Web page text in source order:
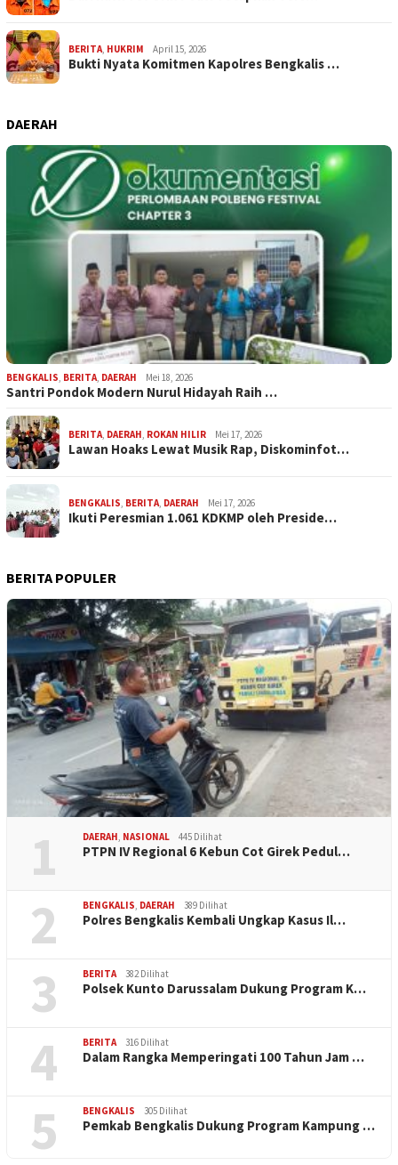
BERITA, HUKRIM April 15, 2026
Bukti Nyata Komitmen Kapolres Bengkalis …
DAERAH
BENGKALIS, BERITA, DAERAH Mei 18, 2026
Santri Pondok Modern Nurul Hidayah Raih …
BERITA, DAERAH, ROKAN HILIR Mei 17, 2026
Lawan Hoaks Lewat Musik Rap, Diskominfot…
BENGKALIS, BERITA, DAERAH Mei 17, 2026
Ikuti Peresmian 1.061 KDKMP oleh Preside…
BERITA POPULER
1 DAERAH, NASIONAL 445 Dilihat
PTPN IV Regional 6 Kebun Cot Girek Pedul…
2 BENGKALIS, DAERAH 389 Dilihat
Polres Bengkalis Kembali Ungkap Kasus Il…
3 BERITA 382 Dilihat
Polsek Kunto Darussalam Dukung Program K…
4 BERITA 316 Dilihat
Dalam Rangka Memperingati 100 Tahun Jam …
5 BENGKALIS 305 Dilihat
Pemkab Bengkalis Dukung Program Kampung …